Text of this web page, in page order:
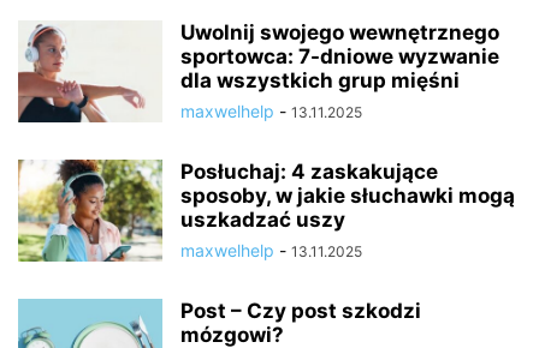
Uwolnij swojego wewnętrznego
sportowca: 7-dniowe wyzwanie
dla wszystkich grup mięśni
maxwelhelp - 13.11.2025
Posłuchaj: 4 zaskakujące
sposoby, w jakie słuchawki mogą
uszkadzać uszy
maxwelhelp - 13.11.2025
Post – Czy post szkodzi
mózgowi?